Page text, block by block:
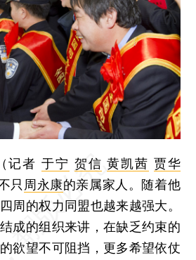
记者于宁 贺信 黄凯茜 贾华
只 周永康的亲属家人。随着他
周的权力同盟也越来越强大。
成的组织来讲，在缺乏约束的
欲望不可阻挡，更多希望依仗